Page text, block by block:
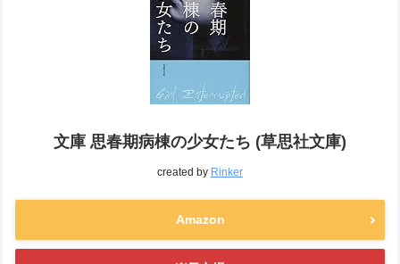
文庫 思春期病棟の少女たち (草思社文庫)
created by Rinker
Amazon